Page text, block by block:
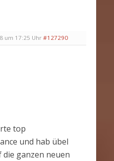
um 17:25 Uhr #127290
top
und hab übel
die ganzen neuen